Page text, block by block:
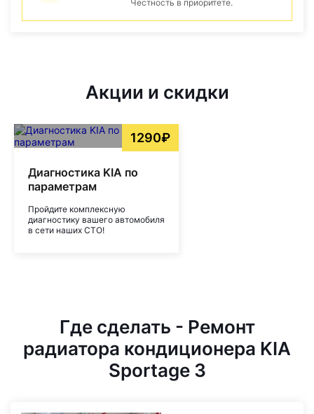
Честность в приоритете.
Акции и скидки
1290₽
Диагностика KIA по
параметрам
Пройдите комплексную
диагностику вашего автомобиля
в сети наших СТО!
Где сделать - Ремонт
радиатора кондиционера KIA
Sportage 3